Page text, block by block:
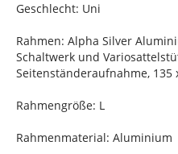
Geschlecht: Uni
Rahmen: Alpha Silver
Schaltwerk und
Seitenständeraufnahme, 135
Rahmengröße: L
Rahmenmaterial: Aluminium